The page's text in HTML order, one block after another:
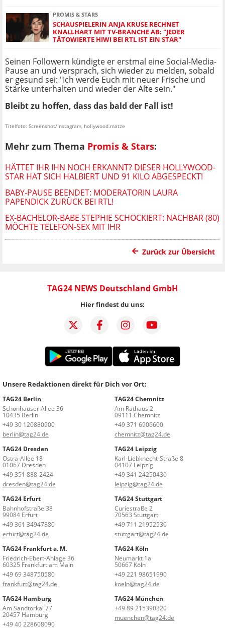
PROMIS & STARS
SCHAUSPIELERIN ANJA KRUSE RECHNET
KNALLHART MIT TV-BRANCHE AB: "JEDER
TÄTOWIERTE HIWI BEI RTL IST EIN STAR"
Seinen Followern kündigte er erstmal eine Social-Media-
Pause an und versprach, sich wieder zu melden, sobald
er gesund sei: "Ich werde Euch mit neuer Frische und
Stärke unterhalten und wieder der Alte sein."
Bleibt zu hoffen, dass das bald der Fall ist!
Titelfoto: Screenshot/Instagram, hollywood.matze
Mehr zum Thema Promis & Stars:
HÄTTET IHR IHN NOCH ERKANNT? DIESER HOLLYWOOD-
STAR HAT SICH HALBIERT UND 91 KILO ABGESPECKT!
BABY-PAUSE BEENDET: MODERATORIN LAURA
PAPENDICK ZURÜCK BEI RTL!
EX-BACHELOR-BABE STEPHIE SCHOCKIERT: NACHBAR (80)
MÖCHTE TELEFON-SEX MIT IHR
Zurück zur Übersicht
TAG24 NEWS Deutschland GmbH
Hier findest du uns:
Unsere Redaktionen direkt für Dich vor Ort:
TAG24 Berlin
Schönhauser Allee 36
10435 Berlin
+49 30 120880900
berlin@tag24.de
TAG24 Chemnitz
Am Rathaus 2
09111 Chemnitz
+49 371 6906600
chemnitz@tag24.de
TAG24 Dresden
Ostra-Allee 18
01067 Dresden
+49 351 888-2424
dresden@tag24.de
TAG24 Leipzig
Karl-Liebknecht-Straße 8
04107 Leipzig
+49 341 24250430
leipzig@tag24.de
TAG24 Erfurt
Bahnhofstraße 38
99084 Erfurt
+49 361 34947880
erfurt@tag24.de
TAG24 Stuttgart
Curiestraße 2
70563 Stuttgart
+49 711 21952530
stuttgart@tag24.de
TAG24 Frankfurt a. M.
Friedrich-Ebert-Anlage 36
60325 Frankfurt am Main
+49 69 348750580
frankfurt@tag24.de
TAG24 Köln
Neumarkt 1a
50667 Köln
+49 221 98651990
koeln@tag24.de
TAG24 Hamburg
Am Sandtorkai 77
20457 Hamburg
+49 40 228608090
TAG24 München
+49 89 215390320
muenchen@tag24.de